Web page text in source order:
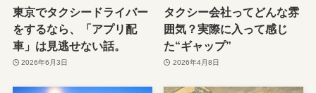
東京でタクシードライバー
をするなら、「アプリ配
車」は見逃せない話。
2026年6月3日
タクシー会社ってどんな雰
囲気？実際に入って感じ
た“ギャップ”
2026年4月8日